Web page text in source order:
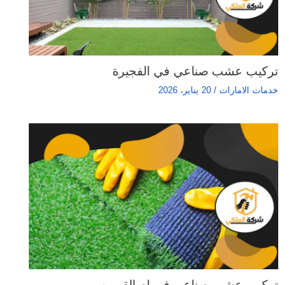
تركيب عشب صناعي في الفجيرة
خدمات الامارات/ 20 يناير، 2026